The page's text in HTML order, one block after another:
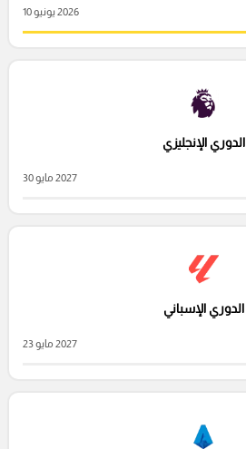
2026 يونيو 10
الدوري الإنجليزي
2027 مايو 30
الدوري الإسباني
2027 مايو 23